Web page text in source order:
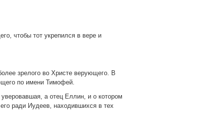
чтобы тот укрепился в вере и
зрелого во Христе верующего. В
по имени Тимофей.
а отец Еллин, и о котором
ради Иудеев, находившихся в тех